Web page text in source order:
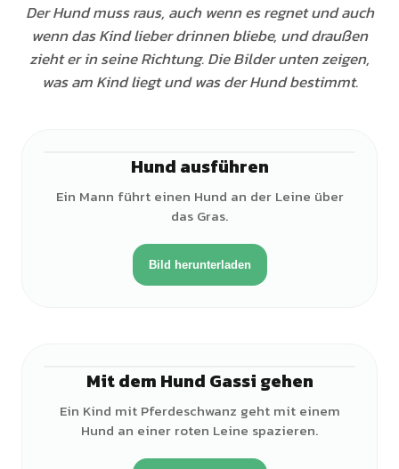
Der Hund muss raus, auch wenn es regnet und auch
wenn das Kind lieber drinnen bliebe, und draußen
zieht er in seine Richtung. Die Bilder unten zeigen,
was am Kind liegt und was der Hund bestimmt.
Hund ausführen
Ein Mann führt einen Hund an der Leine über
das Gras.
Bild herunterladen
Mit dem Hund Gassi gehen
Ein Kind mit Pferdeschwanz geht mit einem
Hund an einer roten Leine spazieren.